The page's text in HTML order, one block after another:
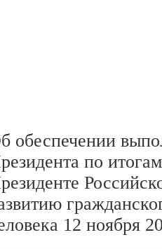
обеспечении
по
12 ноября